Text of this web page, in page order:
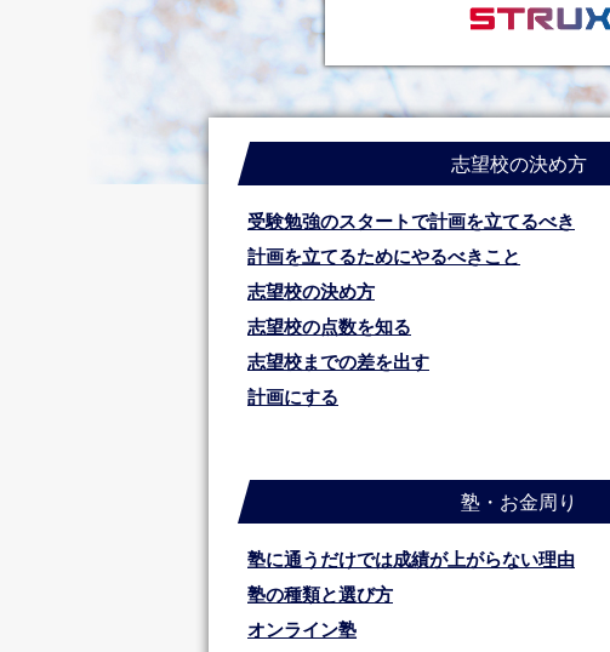
志望校の決め方
受験勉強のスタートで計画を立てるべき
計画を立てるためにやるべきこと
志望校の決め方
志望校の点数を知る
志望校までの差を出す
計画にする
塾・お金周り
塾に通うだけでは成績が上がらない理由
塾の種類と選び方
オンライン塾